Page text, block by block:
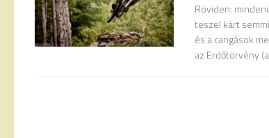
Röviden:
teszel kárt
és a cangások
az Erdőtörvény